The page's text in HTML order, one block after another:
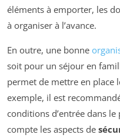
éléments à emporter, les
à organiser à l’avance.
En outre, une bonne
soit pour un séjour en
permet de mettre en place
exemple, il est
conditions d’entrée dans
compte les aspects de